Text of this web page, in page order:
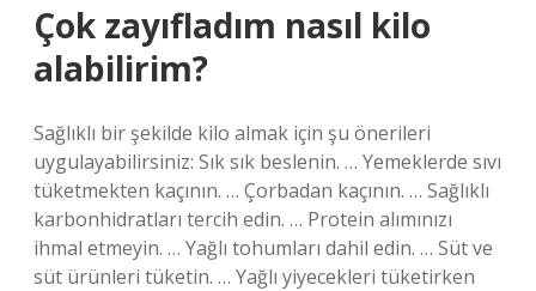
Çok zayıfladım nasıl kilo
alabilirim?
Sağlıklı bir şekilde kilo almak için şu önerileri
uygulayabilirsiniz: Sık sık beslenin. … Yemeklerde sıvı
tüketmekten kaçının. … Çorbadan kaçının. … Sağlıklı
karbonhidratları tercih edin. … Protein alımınızı
ihmal etmeyin. … Yağlı tohumları dahil edin. … Süt ve
süt ürünleri tüketin. … Yağlı yiyecekleri tüketirken